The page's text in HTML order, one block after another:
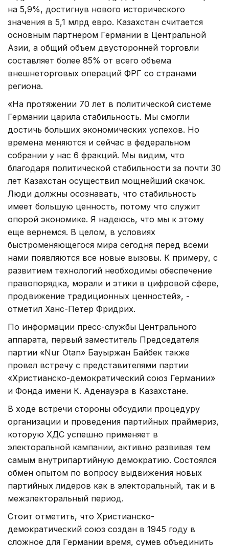
на 5,9%, достигнув нового исторического
значения в 5,1 млрд евро. Казахстан считается
основным партнером Германии в Центральной
Азии, а общий объем двусторонней торговли
составляет более 85% от всего объема
внешнеторговых операций ФРГ со странами
региона.
«На протяжении 70 лет в политической системе
Германии царила стабильность. Мы смогли
достичь больших экономических успехов. Но
времена меняются и сейчас в федеральном
собрании у нас 6 фракций. Мы видим, что
благодаря политической стабильности за почти 30
лет Казахстан осуществил мощнейший скачок.
Люди должны осознавать, что стабильность
имеет большую ценность, потому что служит
опорой экономике. Я надеюсь, что мы к этому
еще вернемся. В целом, в условиях
быстроменяющегося мира сегодня перед всеми
нами появляются все новые вызовы. К примеру, с
развитием технологий необходимы обеспечение
правопорядка, морали и этики в цифровой сфере,
продвижение традиционных ценностей», -
отметил Ханс-Петер Фридрих.
По информации пресс-службы Центрального
аппарата, первый заместитель Председателя
партии «Nur Otan» Бауыржан Байбек также
провел встречу с представителями партии
«Христианско-демократический союз Германии»
и Фонда имени К. Аденауэра в Казахстане.
В ходе встречи стороны обсудили процедуру
организации и проведения партийных праймериз,
которую ХДС успешно применяет в
электоральной кампании, активно развивая тем
самым внутрипартийную демократию. Состоялся
обмен опытом по вопросу выдвижения новых
партийных лидеров как в электоральный, так и в
межэлекторальный период.
Стоит отметить, что Христианско-
демократический союз создан в 1945 году в
сложное для Германии время, сумев объединить